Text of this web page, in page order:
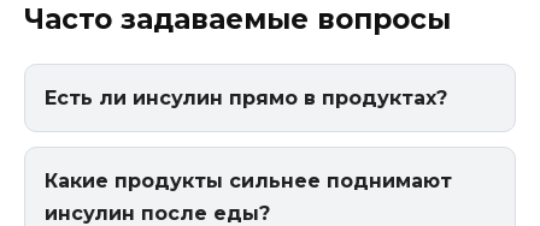
Часто задаваемые вопросы
Есть ли инсулин прямо в продуктах?
Какие продукты сильнее поднимают
инсулин после еды?